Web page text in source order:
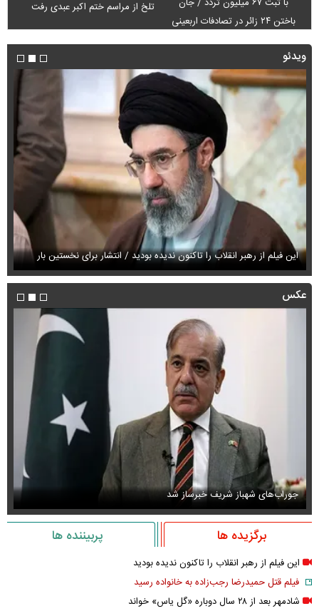
باختن ۲۴ زائر در تصادفات اربعینی
تلخ از مراسم ختم اکبر عبدی رفت
ویدئو
این فیلم از رهبر انقلاب را تاکنون ندیده بودید / انتشار برای نخستین بار
عکس
جوراب‌های شهباز شریف خبرساز شد
برگزیده ها پربیننده ها
این فیلم از رهبر انقلاب را تاکنون ندیده بودید
فیلم قتل حمیدرضا رجب‌زاده به خانواده رسید
شادمهر بعد از ۲۸ سال دوباره «گل یاس» خواند